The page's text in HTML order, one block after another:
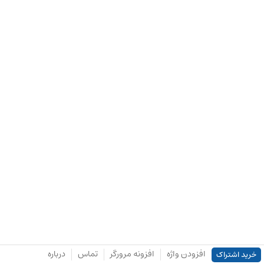
خرید اشتراک افزودن واژه افزونه مرورگر تماس درباره